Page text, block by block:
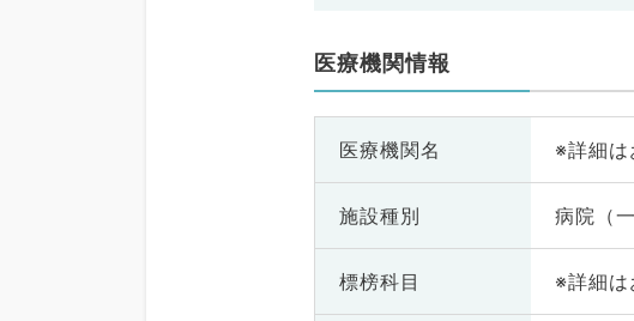
医療機関情報
医療機関名 ※詳細は
施設種別 病院（一
標榜科目 ※詳細は